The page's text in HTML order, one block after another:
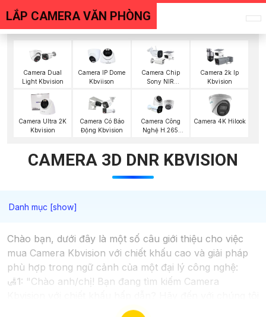
LẮP CAMERA VĂN PHÒNG
Camera Dual
Light Kbvision
Camera IP Dome
Kbviison
Camera Chip
Sony NIR
Camera 2k Ip
Kbvision
Camera Ultra 2K
Kbvision
Camera Có Báo
Động Kbvision
Camera Công
Nghệ H.265
Camera 4K Hilook
CAMERA 3D DNR KBVISION
Chào bạn, dưới đây là một số câu giới thiệu cho việc
mua Camera Kbvision với chiết khấu cao và giải pháp
phù hợp trong ngữ cảnh của một đại lý công nghệ:
🛃1: "Chào anh/chị! Bạn đang tìm kiếm Camera
để nhận ưu đãi đặc biệt và được tư vấn về giải pháp